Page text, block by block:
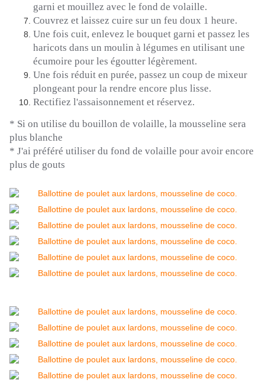
garni et mouillez avec le fond de volaille.
Couvrez et laissez cuire sur un feu doux 1 heure.
Une fois cuit, enlevez le bouquet garni et passez les
haricots dans un moulin à légumes en utilisant une
écumoire pour les égoutter légèrement.
Une fois réduit en purée, passez un coup de mixeur
plongeant pour la rendre encore plus lisse.
Rectifiez l'assaisonnement et réservez.
* Si on utilise du bouillon de volaille, la mousseline sera
plus blanche
* J'ai préféré utiliser du fond de volaille pour avoir encore
plus de gouts